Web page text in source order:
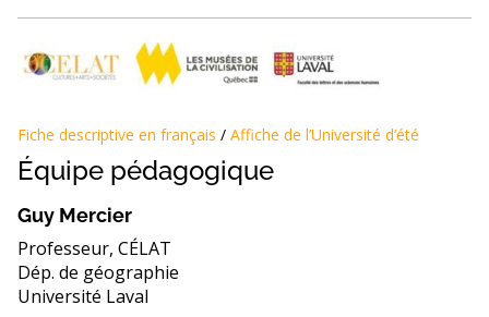
Fiche descriptive en français / Affiche de l’Université d’été
Équipe pédagogique
Guy Mercier
Professeur, CÉLAT
Dép. de géographie
Université Laval